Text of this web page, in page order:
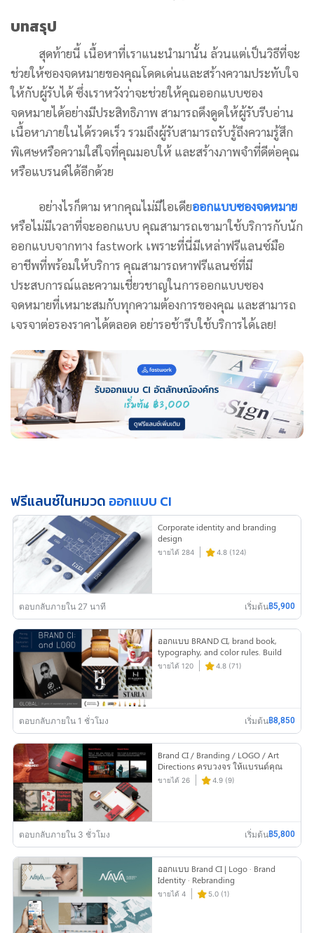
บทสรุป
สุดท้ายนี้ เนื้อหาที่เราแนะนำมานั้น ล้วนแต่เป็นวิธีที่จะ
ช่วยให้ซองจดหมายของคุณโดดเด่นและสร้างความประทับใจ
ให้กับผู้รับได้ ซึ่งเราหวังว่าจะช่วยให้คุณออกแบบซอง
จดหมายได้อย่างมีประสิทธิภาพ สามารถดึงดูดให้ผู้รับรีบอ่าน
เนื้อหาภายในได้รวดเร็ว รวมถึงผู้รับสามารถรับรู้ถึงความรู้สึก
พิเศษหรือความใส่ใจที่คุณมอบให้ และสร้างภาพจำที่ดีต่อคุณ
หรือแบรนด์ได้อีกด้วย
อย่างไรก็ตาม หากคุณไม่มีไอเดียออกแบบซองจดหมาย
หรือไม่มีเวลาที่จะออกแบบ คุณสามารถเขามาใช้บริการกับนัก
ออกแบบจากทาง fastwork เพราะที่นี่มีเหล่าฟรีแลนซ์มือ
อาชีพที่พร้อมให้บริการ คุณสามารถหาฟรีแลนซ์ที่มี
ประสบการณ์และความเชี่ยวชาญในการออกแบบซอง
จดหมายที่เหมาะสมกับทุกความต้องการของคุณ และสามารถ
เจรจาต่อรองราคาได้ตลอด อย่ารอช้ารีบใช้บริการได้เลย!
ฟรีแลนซ์ในหมวด ออกแบบ CI
Corporate identity and branding
design
ขายได้ 284 4.8 (124)
ตอบกลับภายใน 27 นาที เริ่มต้น฿5,900
ออกแบบ BRAND CI, brand book,
typography, and color rules. Build
trust.
ขายได้ 120 4.8 (71)
ตอบกลับภายใน 1 ชั่วโมง เริ่มต้น฿8,850
Brand CI / Branding / LOGO / Art
Directions ครบวงจร ให้แบรนด์คุณ
ชัดเจน น่าเชื่อถือ และจดจำได้
ขายได้ 26 4.9 (9)
ตอบกลับภายใน 3 ชั่วโมง เริ่มต้น฿5,800
ออกแบบ Brand CI | Logo · Brand
Identity · Rebranding
ขายได้ 4 5.0 (1)